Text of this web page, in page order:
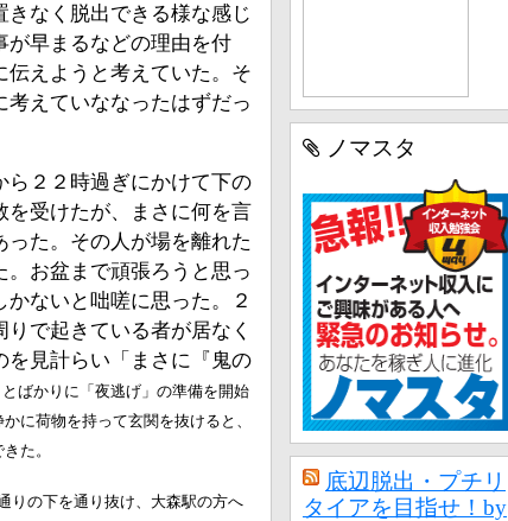
なく脱出できる様な感じ
が早まるなどの理由を付
伝えようと考えていた。そ
えていななったはずだっ
ら２２時過ぎにかけて下の
を受けたが、まさに何を言
った。その人が場を離れた
お盆まで頑張ろうと思っ
ないと咄嗟に思った。２
で起きている者が居なく
を見計らい「まさに『鬼の
とばかりに「夜逃げ」の準備を開始
に荷物を持って玄関を抜けると、
た。
りの下を通り抜け、大森駅の方へ
ノマスタ
底辺脱出・プチリ
タイアを目指せ！by